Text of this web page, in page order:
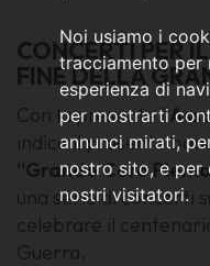
Noi usiamo i
tracciamento per
esperienza di
per mostrarti
annunci mirati,
nostro sito, e per
nostri visitatori.
CONCERTI PER
FINE DELLA
Con la presente l’
indìce il presente
“Grande Coro
una serie di concerti
celebrare il
Guerra.